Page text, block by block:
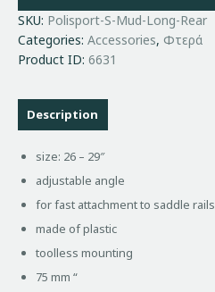
SKU: Polisport-S-Mud-Long-Rear
Categories: Accessories, Φτερά
Product ID: 6631
Description
size: 26 – 29″
adjustable angle
for fast attachment to saddle rails
made of plastic
toolless mounting
75 mm “